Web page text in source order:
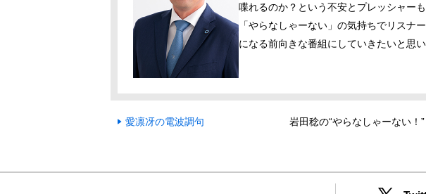
喋れるのか？という不安とプレッシャー
「やらなしゃーない」の気持ちでリスナ
になる前向きな番組にしていきたいと思い
愛凛冴の電波調句 岩田稔の“やらなしゃーない！”